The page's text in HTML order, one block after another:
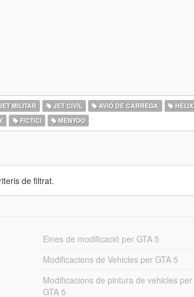
MILITAR JET CIVÍL AVIÓ DE CÀRREGA HÈLIX
FICTICI MENYOO
de filtrat.
Eines de modificació per GTA 5
Modificacions de Vehicles per GTA 5
Modificacions de pintura de vehicles per
GTA 5